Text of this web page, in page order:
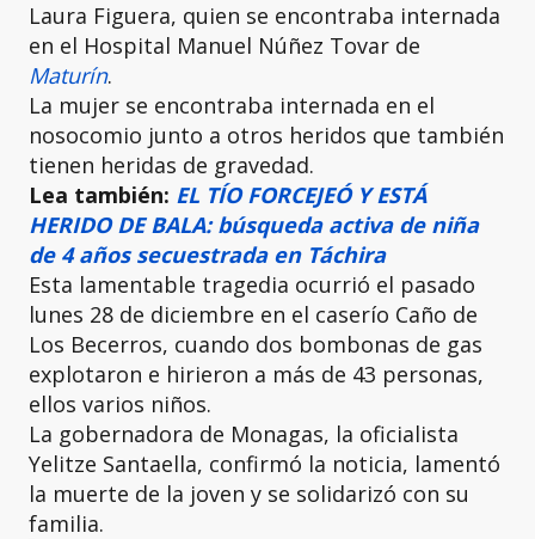
Laura Figuera, quien se encontraba internada
en el Hospital Manuel Núñez Tovar de
Maturín.
La mujer se encontraba internada en el
nosocomio junto a otros heridos que también
tienen heridas de gravedad.
Lea también: EL TÍO FORCEJEÓ Y ESTÁ
HERIDO DE BALA: búsqueda activa de niña
de 4 años secuestrada en Táchira
Esta lamentable tragedia ocurrió el pasado
lunes 28 de diciembre en el caserío Caño de
Los Becerros, cuando dos bombonas de gas
explotaron e hirieron a más de 43 personas,
ellos varios niños.
La gobernadora de Monagas, la oficialista
Yelitze Santaella, confirmó la noticia, lamentó
la muerte de la joven y se solidarizó con su
familia.